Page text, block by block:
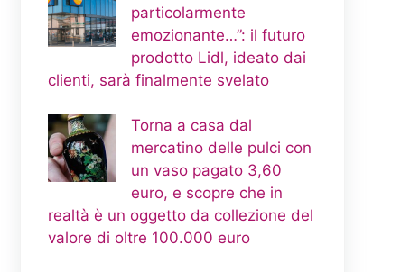
particolarmente
emozionante…”: il futuro
prodotto Lidl, ideato dai
clienti, sarà finalmente svelato
Torna a casa dal
mercatino delle pulci con
un vaso pagato 3,60
euro, e scopre che in
realtà è un oggetto da collezione del
valore di oltre 100.000 euro